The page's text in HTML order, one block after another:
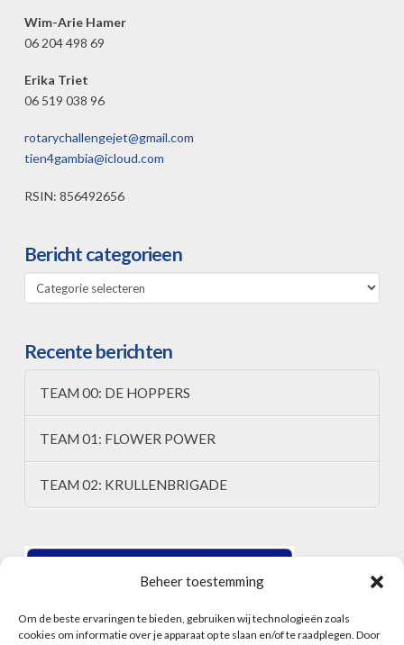
Beheer toestemming
Om de beste ervaringen te bieden, gebruiken wij technologieën zoals
cookies om informatie over je apparaat op te slaan en/of te raadplegen. Door
Wim-Arie Hamer
06 204 498 69
Erika Triet
06 519 038 96
rotarychallengejet@gmail.com
tien4gambia@icloud.com
RSIN: 856492656
Bericht categorieen
Bericht
categorieen
Recente berichten
TEAM 00: DE HOPPERS
TEAM 01: FLOWER POWER
TEAM 02: KRULLENBRIGADE